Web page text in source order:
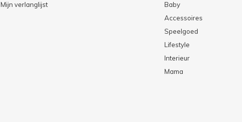
Mijn verlanglijst
Baby
Accessoires
Speelgoed
Lifestyle
Interieur
Mama